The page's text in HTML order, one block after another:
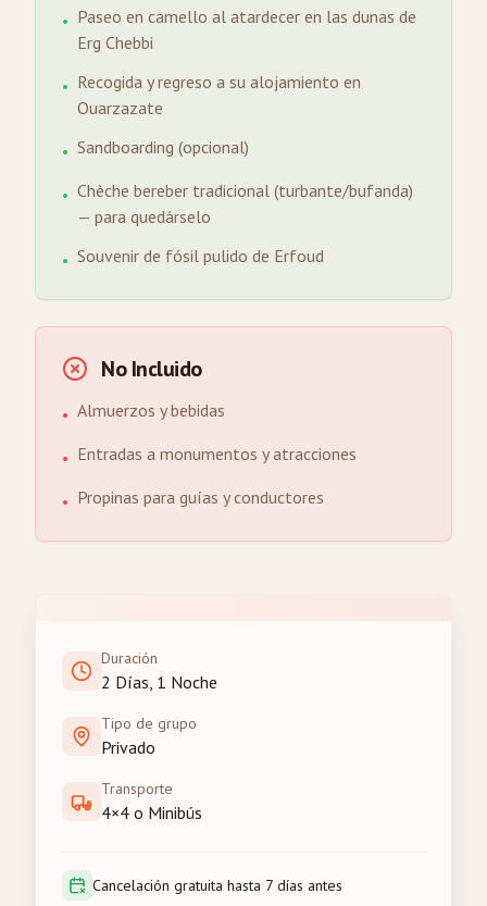
• Paseo en camello al atardecer en las dunas de
Erg Chebbi
• Recogida y regreso a su alojamiento en
Ouarzazate
• Sandboarding (opcional)
• Chèche bereber tradicional (turbante/bufanda)
— para quedárselo
• Souvenir de fósil pulido de Erfoud
No Incluido
• Almuerzos y bebidas
• Entradas a monumentos y atracciones
• Propinas para guías y conductores
Duración
2 Días, 1 Noche
Tipo de grupo
Privado
Transporte
4×4 o Minibús
Cancelación gratuita hasta 7 días antes